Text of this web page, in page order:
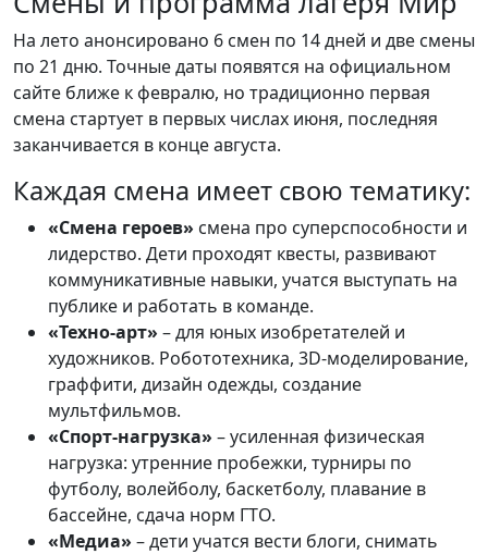
На лето анонсировано 6 смен по 14 дней и две смены
по 21 дню. Точные даты появятся на официальном
сайте ближе к февралю, но традиционно первая
смена стартует в первых числах июня, последняя
заканчивается в конце августа.
Каждая смена имеет свою тематику:
«Смена героев» смена про суперспособности и
лидерство. Дети проходят квесты, развивают
коммуникативные навыки, учатся выступать на
публике и работать в команде.
«Техно-арт» – для юных изобретателей и
художников. Робототехника, 3D-моделирование,
граффити, дизайн одежды, создание
мультфильмов.
«Спорт-нагрузка» – усиленная физическая
нагрузка: утренние пробежки, турниры по
футболу, волейболу, баскетболу, плавание в
бассейне, сдача норм ГТО.
«Медиа» – дети учатся вести блоги, снимать